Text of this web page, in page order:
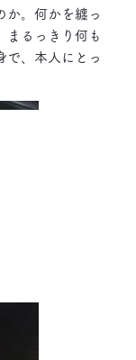
か。何かを纏っ
まるっきり何も
で、本人にとっ